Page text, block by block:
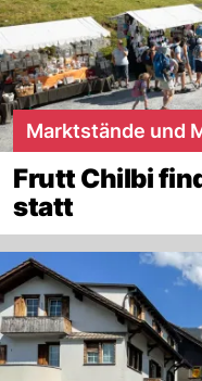
Marktstände und
Frutt Chilbi
statt